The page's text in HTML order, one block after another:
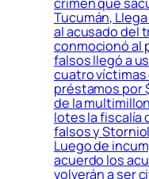
crimen que
Tucumán,
al acusado del
conmocionó al
falsos llegó a
cuatro víctimas
préstamos por
de la
lotes la fiscalía
falsos y
Luego de
acuerdo los
volverán a ser